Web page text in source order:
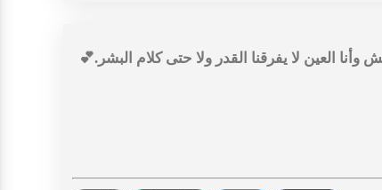
العين لا يفرقنا القدر ولا حتى كلام البشر.💕